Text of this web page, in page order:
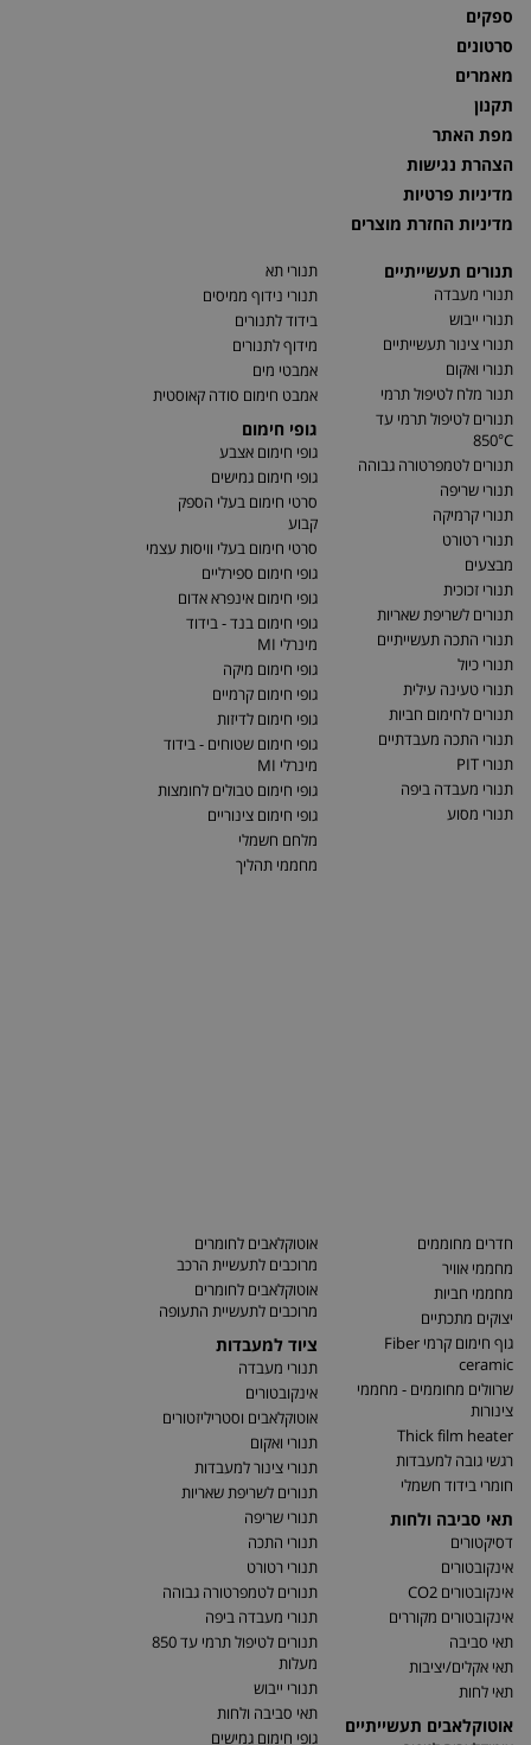
ספקים
סרטונים
מאמרים
תקנון
מפת האתר
הצהרת נגישות
מדיניות פרטיות
מדיניות החזרת מוצרים
תנורים תעשייתיים
תנורי מעבדה
תנורי ייבוש
תנורי צינור תעשייתיים
תנורי ואקום
תנור מלח לטיפול תרמי
תנורים לטיפול תרמי עד
850°C
תנורים לטמפרטורה גבוהה
תנורי שריפה
תנורי קרמיקה
תנורי רטורט
מבצעים
תנורי זכוכית
תנורים לשריפת שאריות
תנורי התכה תעשייתיים
תנורי כיול
תנורי טעינה עילית
תנורים לחימום חביות
תנורי התכה מעבדתיים
תנורי PIT
תנורי מעבדה ביפה
תנורי מסוע
תנורי תא
תנורי נידוף ממיסים
בידוד לתנורים
מידוף לתנורים
אמבטי מים
אמבט חימום סודה קאוסטית
גופי חימום
גופי חימום אצבע
גופי חימום גמישים
סרטי חימום בעלי הספק
קבוע
סרטי חימום בעלי וויסות עצמי
גופי חימום ספירליים
גופי חימום אינפרא אדום
גופי חימום בנד - בידוד
מינרלי MI
גופי חימום מיקה
גופי חימום קרמיים
גופי חימום לדיזות
גופי חימום שטוחים - בידוד
מינרלי MI
גופי חימום טבולים לחומצות
גופי חימום צינוריים
מלחם חשמלי
מחממי תהליך
חדרים מחוממים
מחממי אוויר
מחממי חביות
יצוקים מתכתיים
גוף חימום קרמי Fiber
ceramic
שרוולים מחוממים - מחממי
צינורות
Thick film heater
רגשי גובה למעבדות
חומרי בידוד חשמלי
תאי סביבה ולחות
דסיקטורים
אינקובטורים
אינקובטורים CO2
אינקובטורים מקוררים
תאי סביבה
תאי אקלים/יציבות
תאי לחות
אוטוקלאבים תעשייתיים
אוטוקלאבים לחומרים
מרוכבים לתעשיית הרכב
אוטוקלאבים לחומרים
מרוכבים לתעשיית התעופה
ציוד למעבדות
תנורי מעבדה
אינקובטורים
אוטוקלאבים וסטריליזטורים
תנורי ואקום
תנורי צינור למעבדות
תנורים לשריפת שאריות
תנורי שריפה
תנורי התכה
תנורי רטורט
תנורים לטמפרטורה גבוהה
תנורי מעבדה ביפה
תנורים לטיפול תרמי עד 850
מעלות
תנורי ייבוש
תאי סביבה ולחות
גופי חימום גמישים